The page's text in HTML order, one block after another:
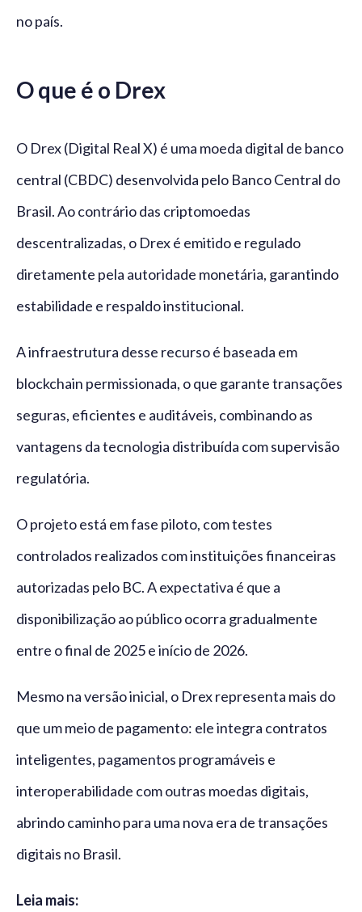
no país.
O que é o Drex
O Drex (Digital Real X) é uma moeda digital de banco
central (CBDC) desenvolvida pelo Banco Central do
Brasil. Ao contrário das criptomoedas
descentralizadas, o Drex é emitido e regulado
diretamente pela autoridade monetária, garantindo
estabilidade e respaldo institucional.
A infraestrutura desse recurso é baseada em
blockchain permissionada, o que garante transações
seguras, eficientes e auditáveis, combinando as
vantagens da tecnologia distribuída com supervisão
regulatória.
O projeto está em fase piloto, com testes
controlados realizados com instituições financeiras
autorizadas pelo BC. A expectativa é que a
disponibilização ao público ocorra gradualmente
entre o final de 2025 e início de 2026.
Mesmo na versão inicial, o Drex representa mais do
que um meio de pagamento: ele integra contratos
inteligentes, pagamentos programáveis e
interoperabilidade com outras moedas digitais,
abrindo caminho para uma nova era de transações
digitais no Brasil.
Leia mais: